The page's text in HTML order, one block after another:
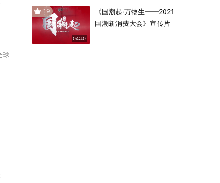
球
19
04:40
《国潮起·万物生——2021
国潮新消费大会》宣传片